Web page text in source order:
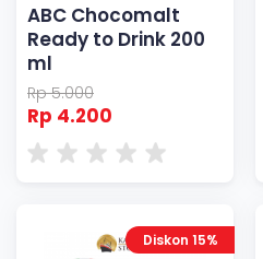
ABC Chocomalt
Ready to Drink 200
ml
Rp 5.000
Rp 4.200
Diskon 15%